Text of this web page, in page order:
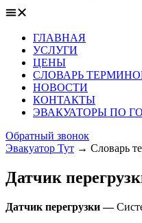
ГЛАВНАЯ
УСЛУГИ
ЦЕНЫ
СЛОВАРЬ
НОВОСТИ
КОНТАКТЫ
ЭВАКУАТОРЫ ПО
Обратный звонок
Эвакуатор Тут → Словарь
Датчик
Датчик перегрузки —